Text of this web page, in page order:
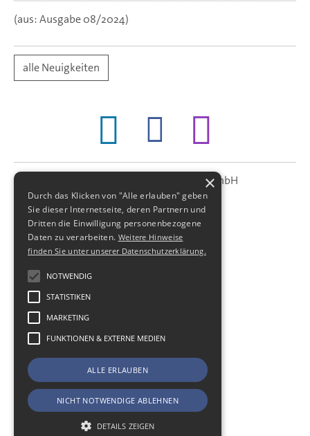
(aus: Ausgabe 08/2024)
alle Neuigkeiten
SBS
SBS Richter, Trenner & Kollegen GmbH
Steuerberatungsgesellschaft
Hohe Straße 55
01187Dresden
Telefon:+49 (0) 351 - 87 32 60
Telefax:+49 (0) 351 - 87 32 699
ESt-Helfer
Start
Datenschutz
Cookie-Einstellungen
×
Durch das Klicken von "Alle erlauben" geben
Sie dieser Internetseite, deren Partnern und
Dritten die Einwilligung personenbezogene
Daten zu verarbeiten. Weitere Hinweise
finden Sie unter unserer Datenschutzerklärung.
NOTWENDIG
STATISTIKEN
MARKETING
FUNKTIONEN & EXTERNE MEDIEN
ALLE ERLAUBEN
NICHT NOTWENDIGE ABLEHNEN
DETAILS ZEIGEN